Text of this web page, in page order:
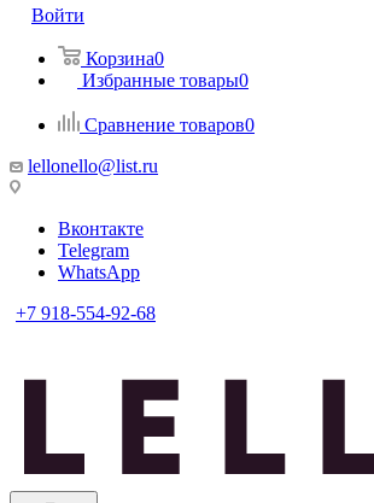
Войти
Корзина0
Избранные товары0
Сравнение товаров0
lellonello@list.ru
Вконтакте
Telegram
WhatsApp
+7 918-554-92-68